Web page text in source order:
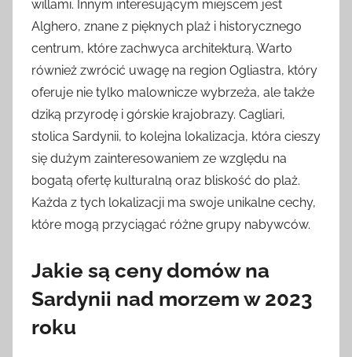
willami. Innym interesującym miejscem jest
Alghero, znane z pięknych plaż i historycznego
centrum, które zachwyca architekturą. Warto
również zwrócić uwagę na region Ogliastra, który
oferuje nie tylko malownicze wybrzeża, ale także
dziką przyrodę i górskie krajobrazy. Cagliari,
stolica Sardynii, to kolejna lokalizacja, która cieszy
się dużym zainteresowaniem ze względu na
bogatą ofertę kulturalną oraz bliskość do plaż.
Każda z tych lokalizacji ma swoje unikalne cechy,
które mogą przyciągać różne grupy nabywców.
Jakie są ceny domów na
Sardynii nad morzem w 2023
roku